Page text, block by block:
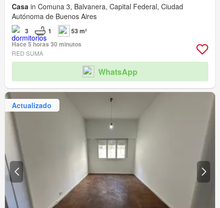
Casa in Comuna 3, Balvanera, Capital Federal, Ciudad
Autónoma de Buenos Aires
3 1
53 m²
Hace 5 horas 30 minutos
RED SUMA
WhatsApp
Actualizado